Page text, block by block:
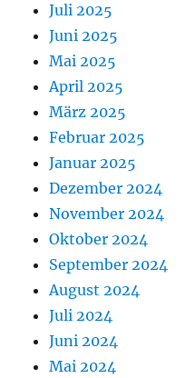
Juli 2025
Juni 2025
Mai 2025
April 2025
März 2025
Februar 2025
Januar 2025
Dezember 2024
November 2024
Oktober 2024
September 2024
August 2024
Juli 2024
Juni 2024
Mai 2024